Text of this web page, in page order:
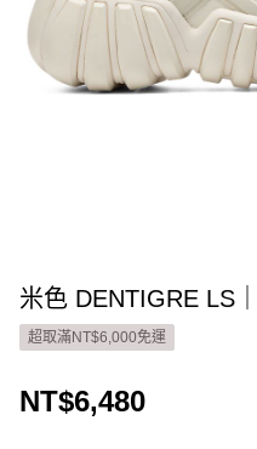
米色 DENTIGRE LS
超取滿NT$6,000免運
NT$6,480